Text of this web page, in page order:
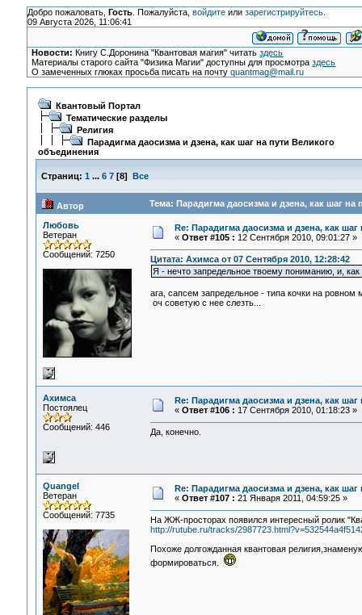
Добро пожаловать, Гость. Пожалуйста, войдитеили зарегистрируйтесь.
09 Августа 2026, 11:06:41
Новости: Книгу С.Доронина "Квантовая магия" читатьздесь
Материалы старого сайта "Физика Магии" доступны для просмотраздесь
О замеченных глюках просьба писать на почтуquantmag@mail.ru
Квантовый Портал
Тематические разделы
Религия
Парадигма даосизма и дзена, как шаг на пути Великого
объединения
Страниц: 1 ... 6 7[8] Все
Автор Тема: Парадигма даосизма и дзена, как шаг
Любовь
Ветеран
Сообщений: 7250
Re: Парадигма даосизма и дзена, как
« Ответ #105 : 12 Сентября 2010, 09:01:27 »
Цитата: Ахимса от 07 Сентября 2010, 12:28:42
Я - нечто запредельное твоему пониманию, и,
ага, сапсем запредельное - типа кочки на ровном
оч советую с нее слезть...
Ахимса
Постоялец
Сообщений: 446
Re: Парадигма даосизма и дзена, как
« Ответ #106 : 17 Сентября 2010, 01:18:23 »
Да, конечно.
Quangel
Ветеран
Сообщений: 7735
Re: Парадигма даосизма и дзена, как
« Ответ #107 : 21 Января 2011, 04:59:25 »
На ЖЖ-просторах появился интересный ролик
http://rutube.ru/tracks/
Похоже долгожданная квантовая
формироваться.